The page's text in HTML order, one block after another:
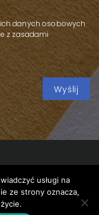
danych osobowych
z zasadami
/Expert webinar on
usługi na
ze strony oznacza,